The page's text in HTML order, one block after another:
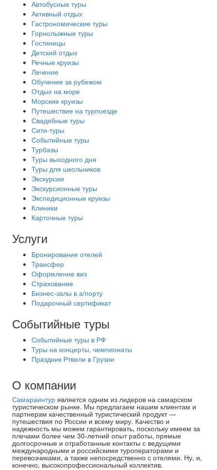
Автобусные туры
Активный отдых
Гастрономические туры
Горнолыжные туры
Гостиницы
Детский отдых
Речные круизы
Лечение
Обучение за рубежом
Отдых на море
Морские круизы
Путешествие на турпоезде
Свадебные туры
Сити-туры
Событийные туры
Турбазы
Туры выходного дня
Туры для школьников
Экскурсии
Экскурсионные туры
Экспедиционные круизы
Клиники
Карточные туры
Услуги
Бронирование отелей
Трансфер
Оформление виз
Страхование
Бизнес-залы в а/порту
Подарочный сертификат
Событийные туры
Событийные туры в РФ
Туры на концерты, чемпионаты
Праздник Ртвели в Грузии
О компании
Самараинтур является одним из лидеров на самарском
туристическом рынке. Мы предлагаем нашим клиентам и
партнерам качественный туристический продукт —
путешествия по России и всему миру. Качество и
надежность мы можем гарантировать, поскольку имеем за
плечами более чем 30-летний опыт работы, прямые
долгосрочные и отработанные контакты с ведущими
международными и российскими туроператорами и
перевозчиками, а также непосредственно с отелями. Ну, и,
конечно, высокопрофессиональный коллектив.